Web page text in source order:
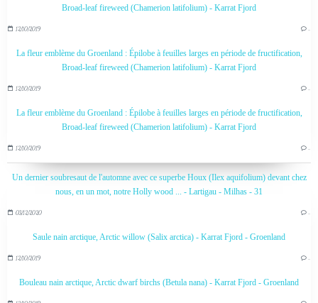
Broad-leaf fireweed (Chamerion latifolium) - Karrat Fjord
12/10/2019 …
La fleur emblème du Groenland : Épilobe à feuilles larges en période de fructification,
Broad-leaf fireweed (Chamerion latifolium) - Karrat Fjord
12/10/2019 …
La fleur emblème du Groenland : Épilobe à feuilles larges en période de fructification,
Broad-leaf fireweed (Chamerion latifolium) - Karrat Fjord
12/10/2019 …
Un dernier soubresaut de l'automne avec ce superbe Houx (Ilex aquifolium) devant chez
nous, en un mot, notre Holly wood ... - Lartigau - Milhas - 31
03/12/2020 …
Saule nain arctique, Arctic willow (Salix arctica) - Karrat Fjord - Groenland
12/10/2019 …
Bouleau nain arctique, Arctic dwarf birchs (Betula nana) - Karrat Fjord - Groenland